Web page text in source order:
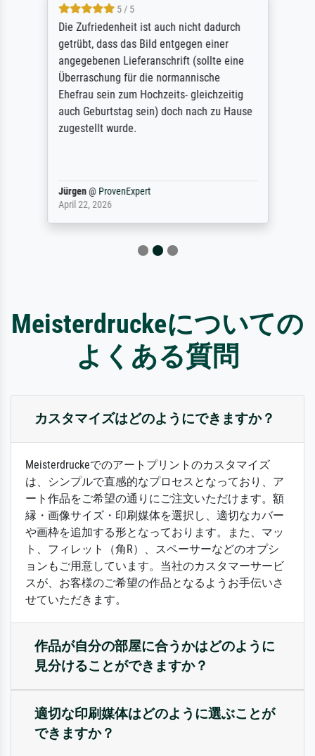
5 / 5
Die Zufriedenheit ist auch nicht dadurch
getrübt, dass das Bild entgegen einer
angegebenen Lieferanschrift (sollte eine
Überraschung für die normannische
Ehefrau sein zum Hochzeits- gleichzeitig
auch Geburtstag sein) doch nach zu Hause
zugestellt wurde.
Jürgen@ ProvenExpert
April 22, 2026
Meisterdruckeについての
よくある質問
カスタマイズはどのようにできますか？
Meisterdruckeでのアートプリントのカスタマイズ
は、シンプルで直感的なプロセスとなっており、ア
ート作品をご希望の通りにご注文いただけます。額
縁・画像サイズ・印刷媒体を選択し、適切なカバー
や画枠を追加する形となっております。また、マッ
ト、フィレット（角R）、スペーサーなどのオプシ
ョンもご用意しています。当社のカスタマーサービ
スが、お客様のご希望の作品となるようお手伝いさ
せていただきます。
作品が自分の部屋に合うかはどのように
見分けることができますか？
適切な印刷媒体はどのように選ぶことが
できますか？